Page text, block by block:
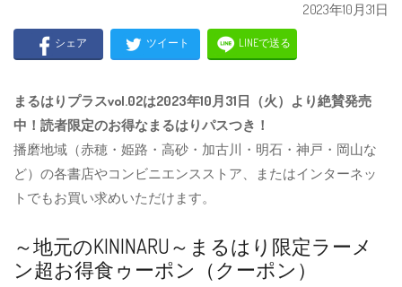
2023年10月31日
シェア ツイート LINEで送る
まるはりプラスvol.02は2023年10月31日（火）より絶賛発売
中！読者限定のお得なまるはりパスつき！
播磨地域（赤穂・姫路・高砂・加古川・明石・神戸・岡山な
ど）の各書店やコンビニエンスストア、またはインターネッ
トでもお買い求めいただけます。
～地元のKININARU～まるはり限定ラーメ
ン超お得食ゥーポン（クーポン）